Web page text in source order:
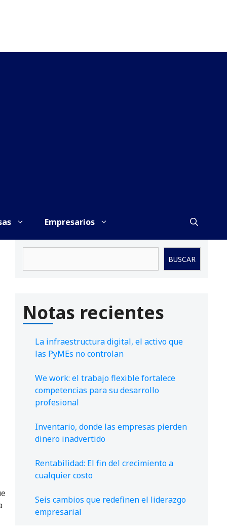
Empresarios
BUSCAR
Notas recientes
La infraestructura digital, el activo que
las PyMEs no controlan
We work: el trabajo flexible fortalece
competencias para su desarrollo
profesional
Inventario, donde las empresas pierden
dinero inadvertido
Rentabilidad: El fin del crecimiento a
cualquier costo
Seis cambios que redefinen el liderazgo
empresarial